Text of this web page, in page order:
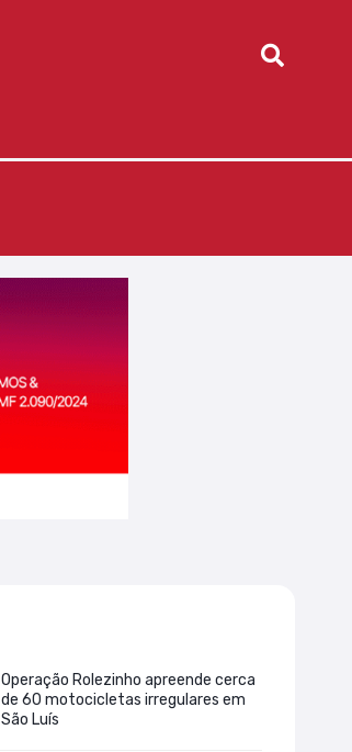
Operação Rolezinho apreende cerca
de 60 motocicletas irregulares em
São Luís